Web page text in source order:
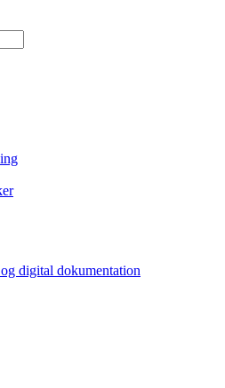
digital dokumentation